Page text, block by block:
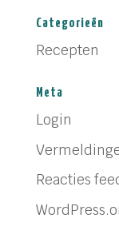
Categorieën
Recepten
Meta
Login
Reacties